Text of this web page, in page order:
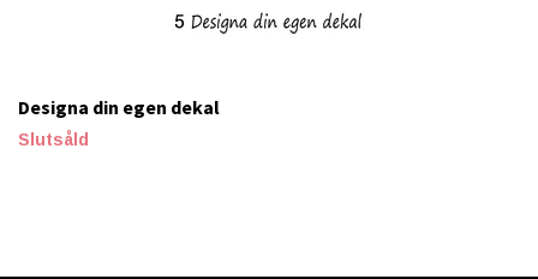
Designa din egen dekal
Slutsåld